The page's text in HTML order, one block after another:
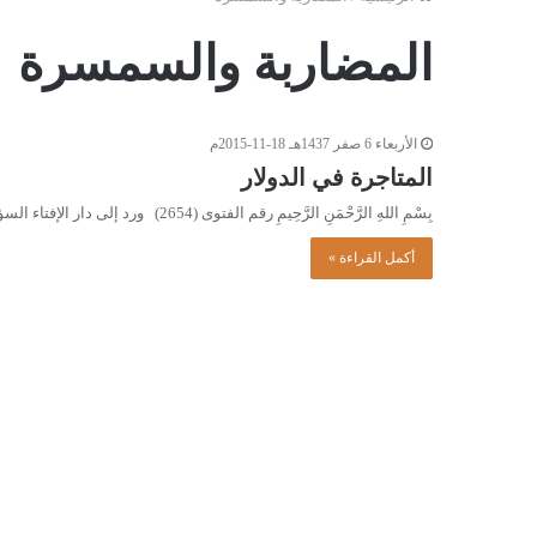
المضاربة والسمسرة
الأربعاء 6 صفر 1437هـ 18-11-2015م
المتاجرة في الدولار
بِسْمِ اللهِ الرَّحْمَنِ الرَّحِيمِ رقم الفتوى (2654) ورد إلى دار الإفتاء السؤال التالي: ما حكم المتاجرة في الدولار، أو…
أكمل القراءة »